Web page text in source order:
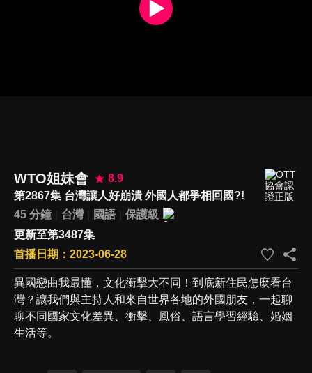
WTO姐妹會
8.9
第2867集 台灣讓人好崩潰 外國人都爭相回國?!
45 分鐘
台灣 國語
保護級
更新至第3487集
首播日期：2023-06-28
異國戀曲我最懂，文化衝擊大不同！到底新住民怎麼看台
灣？讓我們與主持人和來自世界各地的外國朋友，一起聊
聊不同國家文化差異、衝擊、風俗、語言學習經驗、婚姻
生活等。